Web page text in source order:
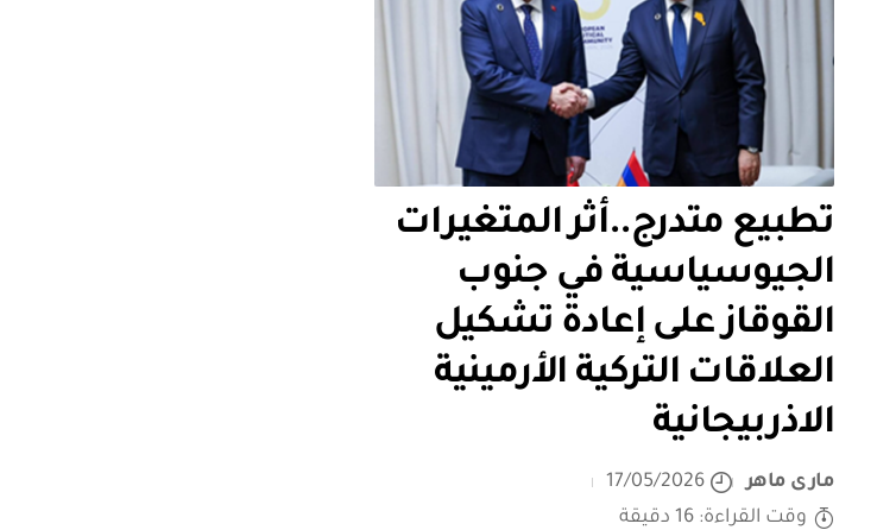
تطبيع متدرج..أثر المتغيرات
الجيوسياسية في جنوب
القوقاز على إعادة تشكيل
العلاقات التركية الأرمينية
الاذربيجانية
مارى ماهر
17/05/2026
وقت القراءة: 16 دقيقة